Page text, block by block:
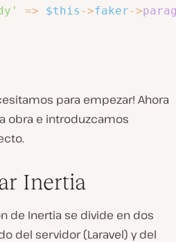
=> $this ->faker->
para empezar! Ahora
obra e introduzcamos
Inertia
de Inertia se divide en dos
del servidor (Laravel) y del